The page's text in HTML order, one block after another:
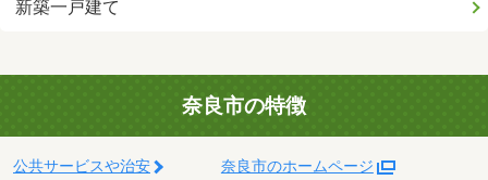
新築一戸建て
奈良市の特徴
公共サービスや治安 奈良市のホームページ